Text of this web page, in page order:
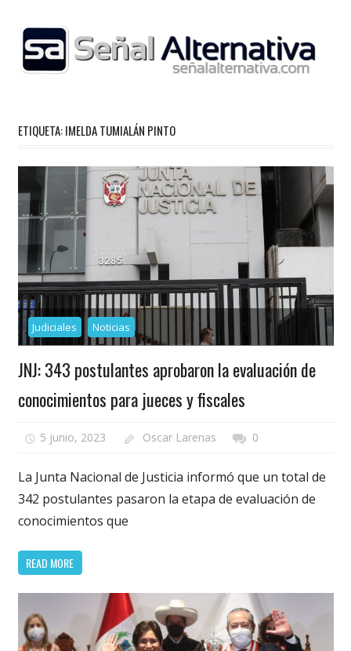
content
ETIQUETA:IMELDA TUMIALÁN PINTO
Judiciales Noticias
JNJ: 343 postulantes aprobaron la evaluación de
conocimientos para jueces y fiscales
5 junio, 2023 Oscar Larenas 0
La Junta Nacional de Justicia informó que un total de
342 postulantes pasaron la etapa de evaluación de
conocimientos que
READ MORE